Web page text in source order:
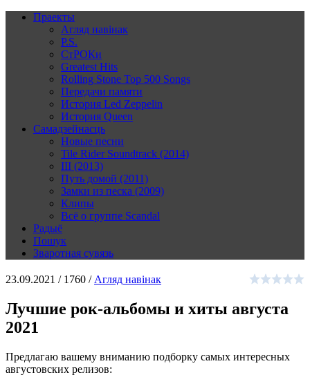
Праекты
Агляд навінак
P.S.
СтРОКи
Greatest Hits
Rolling Stone Top 500 Songs
Передачи памяти
История Led Zeppelin
История Queen
Самадзейнасць
Новые песни
Tile Rider Soundtrack (2014)
III (2013)
Путь домой (2011)
Замки из песка (2009)
Клипы
Всё о группе Scandal
Радыё
Пошук
Зваротная сувязь
23.09.2021 / 1760 / Агляд навінак
Лучшие рок-альбомы и хиты августа
2021
Предлагаю вашему вниманию подборку самых интересных
августовских релизов: